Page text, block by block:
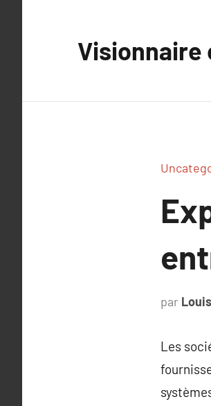
Visionnaire
par
Les